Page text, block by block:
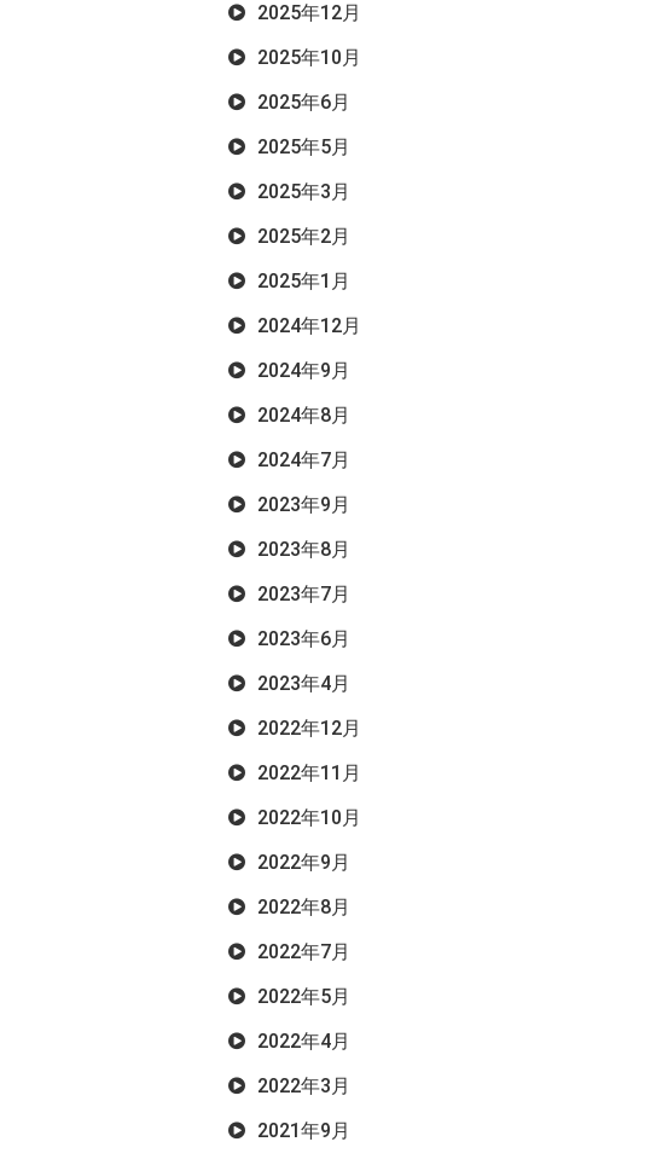
2025年12月
2025年10月
2025年6月
2025年5月
2025年3月
2025年2月
2025年1月
2024年12月
2024年9月
2024年8月
2024年7月
2023年9月
2023年8月
2023年7月
2023年6月
2023年4月
2022年12月
2022年11月
2022年10月
2022年9月
2022年8月
2022年7月
2022年5月
2022年4月
2022年3月
2021年9月